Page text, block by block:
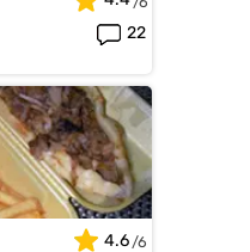
22
4.6